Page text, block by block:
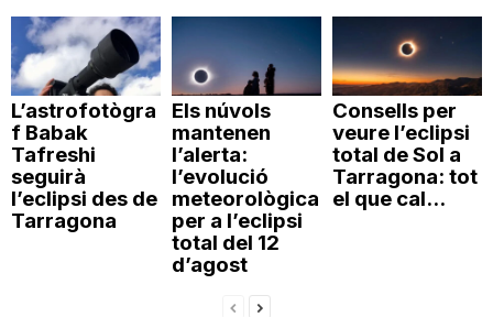
L’astrofotògra
f Babak
Tafreshi
seguirà
l’eclipsi des de
Tarragona
Els núvols
mantenen
l’alerta:
l’evolució
meteorològica
per a l’eclipsi
total del 12
d’agost
Consells per
veure l’eclipsi
total de Sol a
Tarragona: tot
el que cal...